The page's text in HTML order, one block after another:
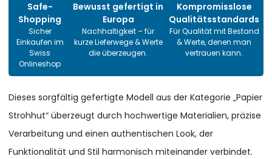
Safe-
Shopping
Sicher
Einkaufen im
Swiss
Onlineshop
Bewusst gefertigt in
Europa
Nachhaltigkeit – für
kurze Lieferwege & Werte
die überzeugen.
Kompromisslose
Qualitätsstandards
Für Qualität mit Bestand
& Werte, denen man
vertrauen kann.
Dieses sorgfältig gefertigte Modell aus der Kategorie „Papier
Strohhut“ überzeugt durch hochwertige Materialien, präzise
Verarbeitung und einen authentischen Look, der
Funktionalität und Stil harmonisch miteinander verbindet.